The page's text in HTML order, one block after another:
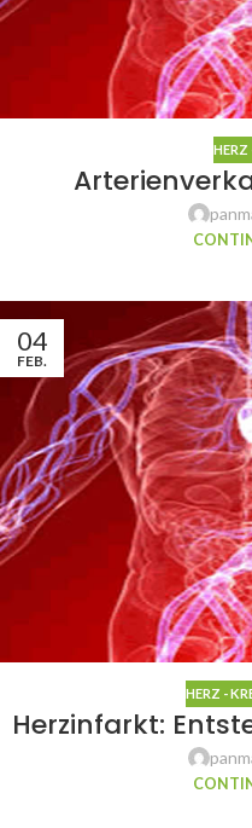
HERZ
04
FEB.
HERZ -
Herzinfarkt: